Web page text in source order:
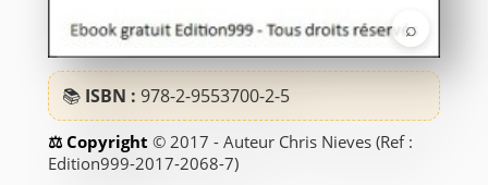
⌕
📚 ISBN : 978-2-9553700-2-5
© 2017 - Auteur Chris Nieves (Ref :
Edition999-2017-2068-7)